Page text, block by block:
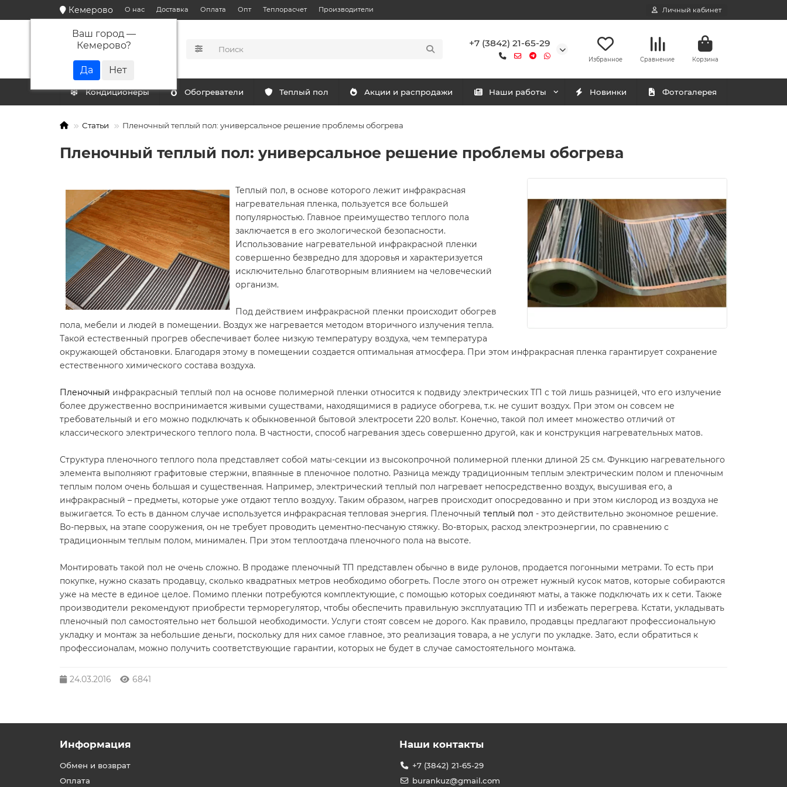
Кемерово
Ваш город —
Кемерово?
О нас Доставка Оплата Опт Теплорасчет Производители Личный кабинет
КАТАЛОГ
+7 (3842) 21-65-29
Избранное Сравнение Корзина
Кондиционеры Обогреватели Теплый пол Акции и распродажи Наши работы Новинки Фотогалерея
Статьи Пленочный теплый пол: универсальное решение проблемы обогрева
Пленочный теплый пол: универсальное решение проблемы обогрева
Теплый пол, в основе которого лежит инфракрасная
нагревательная пленка, пользуется все большей
популярностью. Главное преимущество теплого пола
заключается в его экологической безопасности.
Использование нагревательной инфракрасной пленки
совершенно безвредно для здоровья и характеризуется
исключительно благотворным влиянием на человеческий
организм.
Под действием инфракрасной пленки происходит обогрев
пола, мебели и людей в помещении. Воздух же нагревается методом вторичного излучения тепла.
Такой естественный прогрев обеспечивает более низкую температуру воздуха, чем температура
окружающей обстановки. Благодаря этому в помещении создается оптимальная атмосфера. При этом инфракрасная пленка гарантирует сохранение
естественного химического состава воздуха.
Пленочный инфракрасный теплый пол на основе полимерной пленки относится к подвиду электрических ТП с той лишь разницей, что его излучение
более дружественно воспринимается живыми существами, находящимися в радиусе обогрева, т.к. не сушит воздух. При этом он совсем не
требовательный и его можно подключать к обыкновенной бытовой электросети 220 вольт. Конечно, такой пол имеет множество отличий от
классического электрического теплого пола. В частности, способ нагревания здесь совершенно другой, как и конструкция нагревательных матов.
Структура пленочного теплого пола представляет собой маты-секции из высокопрочной полимерной пленки длиной 25 см. Функцию нагревательного
элемента выполняют графитовые стержни, впаянные в пленочное полотно. Разница между традиционным теплым электрическим полом и пленочным
теплым полом очень большая и существенная. Например, электрический теплый пол нагревает непосредственно воздух, высушивая его, а
инфракрасный – предметы, которые уже отдают тепло воздуху. Таким образом, нагрев происходит опосредованно и при этом кислород из воздуха не
выжигается. То есть в данном случае используется инфракрасная тепловая энергия. Пленочный теплый пол - это действительно экономное решение.
Во-первых, на этапе сооружения, он не требует проводить цементно-песчаную стяжку. Во-вторых, расход электроэнергии, по сравнению с
традиционным теплым полом, минимален. При этом теплоотдача пленочного пола на высоте.
Монтировать такой пол не очень сложно. В продаже пленочный ТП представлен обычно в виде рулонов, продается погонными метрами. То есть при
покупке, нужно сказать продавцу, сколько квадратных метров необходимо обогреть. После этого он отрежет нужный кусок матов, которые собираются
уже на месте в единое целое. Помимо пленки потребуются комплектующие, с помощью которых соединяют маты, а также подключать их к сети. Также
производители рекомендуют приобрести терморегулятор, чтобы обеспечить правильную эксплуатацию ТП и избежать перегрева. Кстати, укладывать
пленочный пол самостоятельно нет большой необходимости. Услуги стоят совсем не дорого. Как правило, продавцы предлагают профессиональную
укладку и монтаж за небольшие деньги, поскольку для них самое главное, это реализация товара, а не услуги по укладке. Зато, если обратиться к
профессионалам, можно получить соответствующие гарантии, которых не будет в случае самостоятельного монтажа.
24.03.2016 6841
Информация
Обмен и возврат
Оплата
Наши контакты
+7 (3842) 21-65-29
burankuz@gmail.com